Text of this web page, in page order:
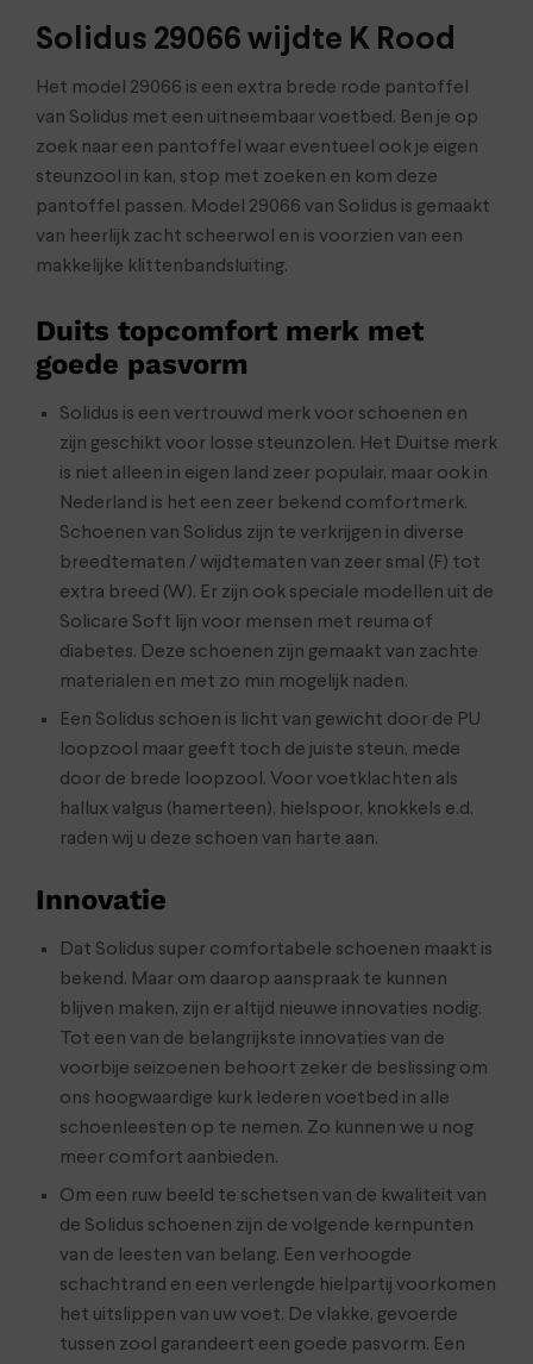
Solidus 29066 wijdte K Rood
Het model 29066 is een extra brede rode pantoffel
van Solidus met een uitneembaar voetbed. Ben je op
zoek naar een pantoffel waar eventueel ook je eigen
steunzool in kan, stop met zoeken en kom deze
pantoffel passen. Model 29066 van Solidus is gemaakt
van heerlijk zacht scheerwol en is voorzien van een
makkelijke klittenbandsluiting.
Duits topcomfort merk met
goede pasvorm
Solidus is een vertrouwd merk voor schoenen en
zijn geschikt voor losse steunzolen. Het Duitse merk
is niet alleen in eigen land zeer populair, maar ook in
Nederland is het een zeer bekend comfortmerk.
Schoenen van Solidus zijn te verkrijgen in diverse
breedtematen / wijdtematen van zeer smal (F) tot
extra breed (W). Er zijn ook speciale modellen uit de
Solicare Soft lijn voor mensen met reuma of
diabetes. Deze schoenen zijn gemaakt van zachte
materialen en met zo min mogelijk naden.
Een Solidus schoen is licht van gewicht door de PU
loopzool maar geeft toch de juiste steun, mede
door de brede loopzool. Voor voetklachten als
hallux valgus (hamerteen), hielspoor, knokkels e.d.
raden wij u deze schoen van harte aan.
Innovatie
Dat Solidus super comfortabele schoenen maakt is
bekend. Maar om daarop aanspraak te kunnen
blijven maken, zijn er altijd nieuwe innovaties nodig.
Tot een van de belangrijkste innovaties van de
voorbije seizoenen behoort zeker de beslissing om
ons hoogwaardige kurk lederen voetbed in alle
schoenleesten op te nemen. Zo kunnen we u nog
meer comfort aanbieden.
Om een ruw beeld te schetsen van de kwaliteit van
de Solidus schoenen zijn de volgende kernpunten
van de leesten van belang. Een verhoogde
schachtrand en een verlengde hielpartij voorkomen
het uitslippen van uw voet. De vlakke, gevoerde
tussen zool garandeert een goede pasvorm. Een